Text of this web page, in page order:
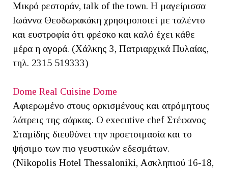
Μικρό ρεστοράν, talk of the town. Η μαγείρισσα
Ιωάννα Θεοδωρακάκη χρησιμοποιεί με ταλέντο
και ευστροφία ότι φρέσκο και καλό έχει κάθε
μέρα η αγορά. (Χάλκης 3, Πατριαρχικά Πυλαίας,
τηλ. 2315 519333)
Dome Real Cuisine Dome
Αφιερωμένο στους ορκισμένους και ατρόμητους
λάτρεις της σάρκας. O executive chef Στέφανος
Σταμίδης διευθύνει την προετοιμασία και το
ψήσιμο των πιο γευστικών εδεσμάτων.
(Nikopolis Hotel Thessaloniki, Ασκληπιού 16-18,